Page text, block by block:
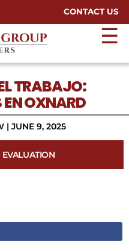
Content
CONTACT US
☰
TRABAJO:
EN OXNARD
| JUNE 9, 2025